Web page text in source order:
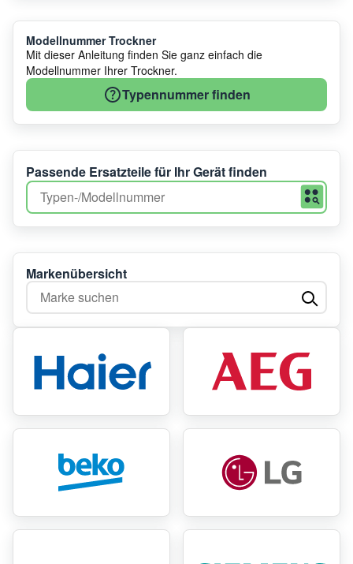
Modellnummer Trockner
Mit dieser Anleitung finden Sie ganz einfach die
Modellnummer Ihrer Trockner.
Typennummer finden
Passende Ersatzteile für Ihr Gerät finden
Markenübersicht
Marke suchen